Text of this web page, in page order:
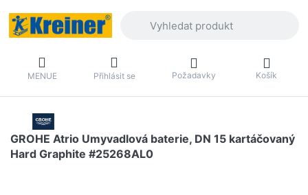
MENUE Přihlásit se Požadavky Košík
GROHE Atrio Umyvadlová baterie, DN 15 kartáčovaný
Hard Graphite #25268AL0